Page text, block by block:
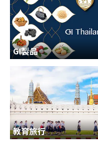
GI製品
教育旅行